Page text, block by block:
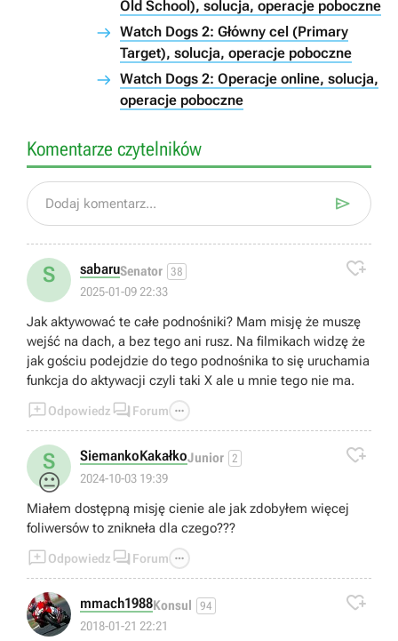
Old School), solucja, operacje poboczne
Watch Dogs 2: Główny cel (Primary
Target), solucja, operacje poboczne
Watch Dogs 2: Operacje online, solucja,
operacje poboczne
Komentarze czytelników
Dodaj komentarz... 
S sabaruSenator 38
2025-01-09 22:33

Jak aktywować te całe podnośniki? Mam misję że muszę
wejść na dach, a bez tego ani rusz. Na filmikach widzę że
jak gościu podejdzie do tego podnośnika to się uruchamia
funkcja do aktywacji czyli taki X ale u mnie tego nie ma.
Odpowiedz  Forum 
S
😐
SiemankoKakałkoJunior 2
2024-10-03 19:39

Miałem dostępną misję cienie ale jak zdobyłem więcej
foliwersów to znikneła dla czego???
Odpowiedz  Forum 
mmach1988Konsul 94
2018-01-21 22:21
